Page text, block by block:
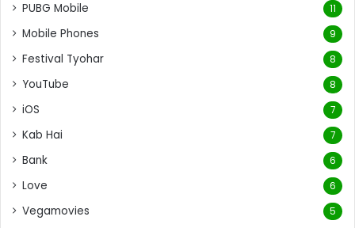
PUBG Mobile 11
Mobile Phones 9
Festival Tyohar 8
YouTube 8
iOS 7
Kab Hai 7
Bank 6
Love 6
Vegamovies 5